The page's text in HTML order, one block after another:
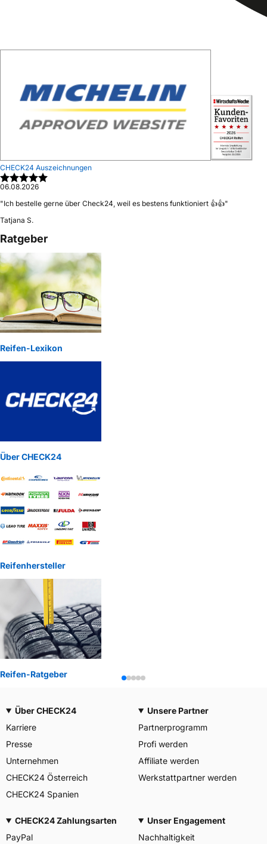
CHECK24 Auszeichnungen
06.08.2026
"Ich bestelle gerne über Check24, weil es bestens funktioniert 👍👍"
Tatjana S.
Ratgeber
Reifen-Lexikon
Über CHECK24
Reifenhersteller
Reifen-Ratgeber
Über CHECK24
Karriere
Presse
Unternehmen
CHECK24 Österreich
CHECK24 Spanien
Unsere Partner
Partnerprogramm
Profi werden
Affiliate werden
Werkstattpartner werden
CHECK24 Zahlungsarten
PayPal
Unser Engagement
Nachhaltigkeit